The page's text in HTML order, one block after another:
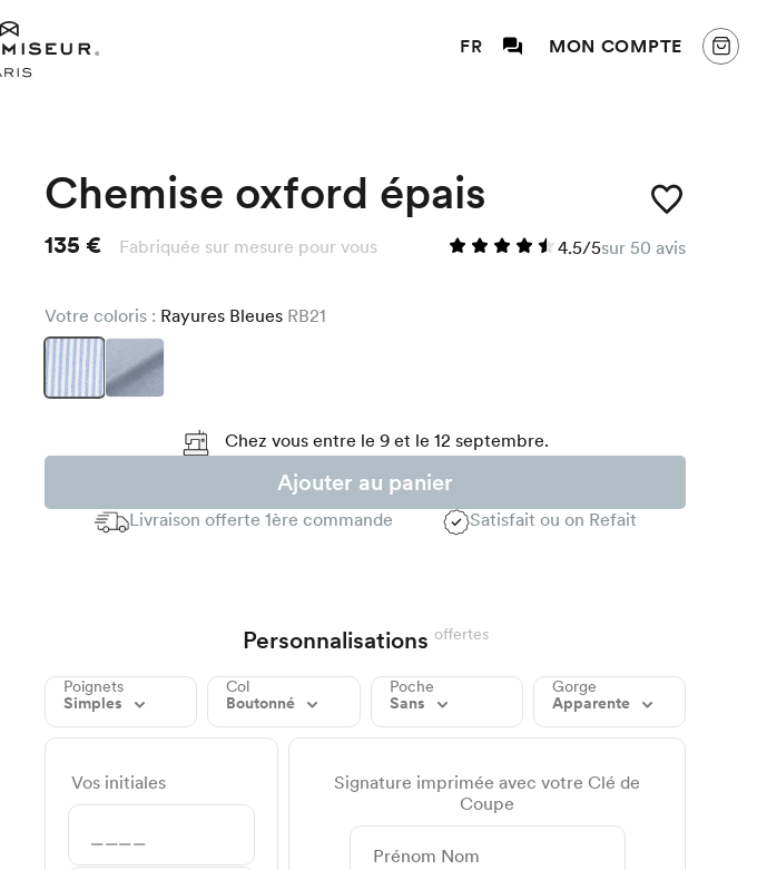
FR MON COMPTE
Chemise oxford épais
135 € Fabriquée sur mesure pour vous 4.5/5sur 50 avis
Votre coloris : Rayures Bleues RB21
Chez vous entre le 9 et le 12 septembre.
Ajouter au panier
Livraison offerte 1ère commande Satisfait ou on Refait
Personnalisations offertes
Poignets
Simples
Col
Boutonné
Poche
Sans
Gorge
Apparente
Vos initiales
Signature imprimée avec votre Clé de
Coupe